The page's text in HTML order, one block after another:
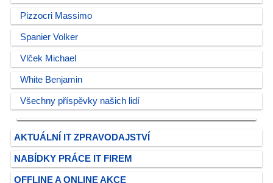
Pizzocri Massimo
Spanier Volker
Vlček Michael
White Benjamin
Všechny příspěvky našich lidí
AKTUÁLNÍ IT ZPRAVODAJSTVÍ
NABÍDKY PRÁCE IT FIREM
OFFLINE A ONLINE AKCE